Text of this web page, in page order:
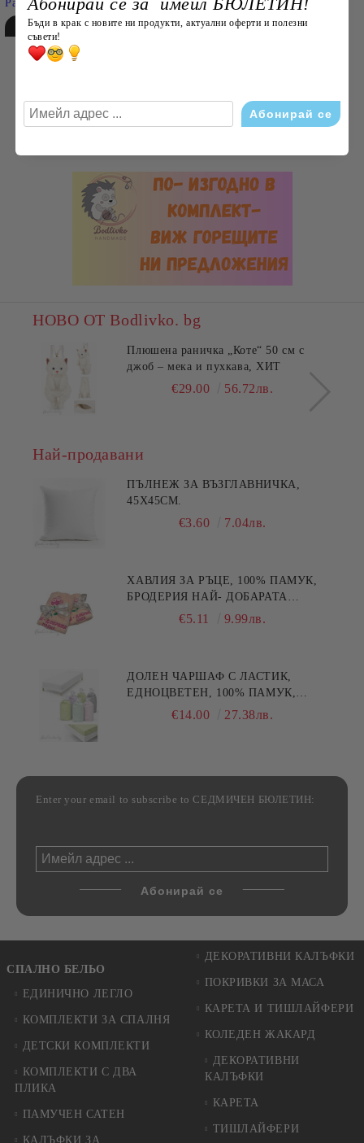
Разширено търсене
НОВО ОТ Bodlivko. bg
Плюшена раничка „Коте“ 50 см с
джоб – мека и пухкава, ХИТ
€29.00 56.72лв.
Най-продавани
ПЪЛНЕЖ ЗА ВЪЗГЛАВНИЧКА,
45X45СМ.
€3.60 7.04лв.
ХАВЛИЯ ЗА РЪЦЕ, 100% ПАМУК,
БРОДЕРИЯ НАЙ- ДОБАРАТА
МАЙКА/БАБА , РАЗМЕР:
€5.11 9.99лв.
ДОЛЕН ЧАРШАФ С ЛАСТИК,
ЕДНОЦВЕТЕН, 100% ПАМУК,
РАЗЛИЧНИ РАЗМЕРИ
€14.00 27.38лв.
Enter your email to subscribe to СЕДМИЧЕН БЮЛЕТИН:
СПАЛНО БЕЛЬО
ЕДИНИЧНО ЛЕГЛО
КОМПЛЕКТИ ЗА СПАЛНЯ
ДЕТСКИ КОМПЛЕКТИ
КОМПЛЕКТИ С ДВА
ПЛИКА
ПАМУЧЕН САТЕН
КАЛЪФКИ ЗА
ДЕКОРАТИВНИ КАЛЪФКИ
ПОКРИВКИ ЗА МАСА
КАРЕТА И ТИШЛАЙФЕРИ
КОЛЕДЕН ЖАКАРД
ДЕКОРАТИВНИ
КАЛЪФКИ
КАРЕТА
ТИШЛАЙФЕРИ
Бъди в крак с новите ни продукти, актуални оферти и полезни
съвети!